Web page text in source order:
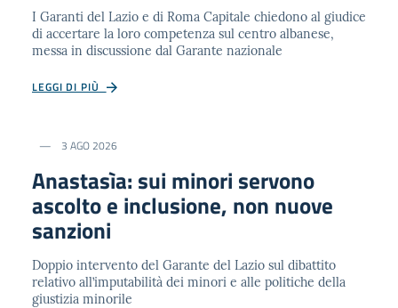
I Garanti del Lazio e di Roma Capitale chiedono al giudice
di accertare la loro competenza sul centro albanese,
messa in discussione dal Garante nazionale
LEGGI DI PIÙ
3 AGO 2026
Anastasìa: sui minori servono
ascolto e inclusione, non nuove
sanzioni
Doppio intervento del Garante del Lazio sul dibattito
relativo all’imputabilità dei minori e alle politiche della
giustizia minorile